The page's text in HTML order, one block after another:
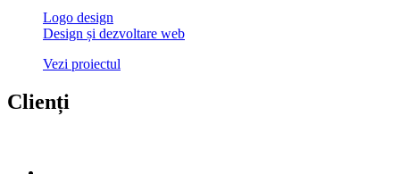
Logo design
Design și dezvoltare web
Vezi proiectul
Clienți